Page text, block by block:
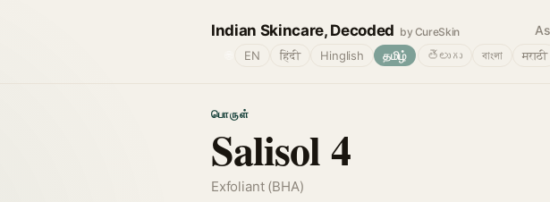
Indian Skincare, Decoded by CureSkin
EN हिंदी Hinglish தமிழ் తెలుగు বাংলা मराठी
பொருள்
Salisol 4
Exfoliant (BHA)